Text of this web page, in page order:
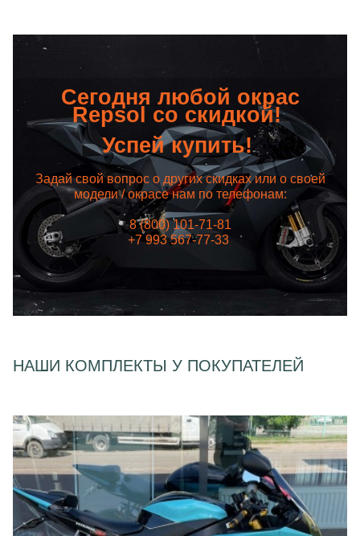
Сегодня любой окрас
Repsol со скидкой!
Успей купить!
Задай свой вопрос о других скидках или о своей
модели / окрасе нам по телефонам:
8 (800) 101-71-81
+7 993 567-77-33
НАШИ КОМПЛЕКТЫ У ПОКУПАТЕЛЕЙ